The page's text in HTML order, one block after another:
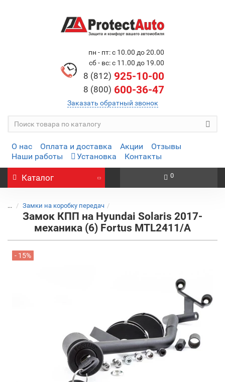
пн - пт: с 10.00 до 20.00
сб - вс: с 11.00 до 19.00
8 (812) 925-10-00
8 (800) 600-36-47
Заказать обратный звонок
О нас Оплата и доставка Акции
Отзывы
Наши работы
Установка Контакты
Каталог 0
... Замки на коробку передач
Замок КПП на Hyundai Solaris 2017-
механика (6) Fortus MTL2411/A
- 15%